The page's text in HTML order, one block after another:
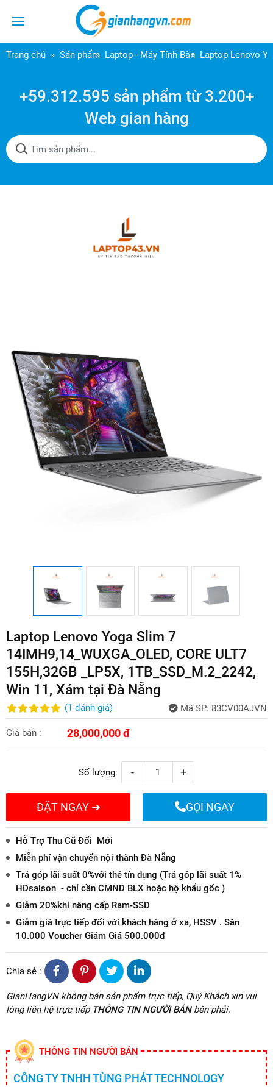
Trang chủ Sản phẩm Laptop - Máy Tính Bàn Laptop Lenovo
+59.312.595 sản phẩm từ 3.200+
Web gian hàng
Laptop Lenovo Yoga Slim 7
14IMH9,14_WUXGA_OLED, CORE ULT7
155H,32GB _LP5X, 1TB_SSD_M.2_2242,
Win 11, Xám tại Đà Nẵng
(1 đánh giá) Mã SP: 83CV00AJVN
Giá bán : 28,000,000 đ
Số lượng: - +
ĐẶT NGAY ➜ GỌI NGAY
Hỗ Trợ Thu Cũ Đổi Mới
Miễn phí vận chuyển nội thành Đà Nẵng
Trả góp lãi suất 0%với thẻ tín dụng (Trả góp lãi suất 1%
HDsaison - chỉ cần CMND BLX hoặc hộ khẩu gốc )
Giảm 20%khi nâng cấp Ram-SSD
Giảm giá trực tiếp đối với khách hàng ở xa, HSSV . Săn
10.000 Voucher Giảm Giá 500.000đ
Chia sẻ :
GianHangVN không bán sản phẩm trực tiếp, Quý Khách xin vui
lòng liên hệ trực tiếp THÔNG TIN NGƯỜI BÁNbên phải.
THÔNG TIN NGƯỜI BÁN
CÔNG TY TNHH TÙNG PHÁT TECHNOLOGY